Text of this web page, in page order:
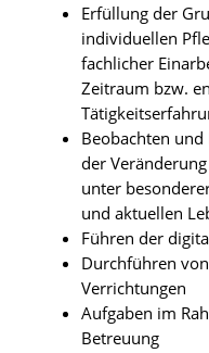
Erfüllung der
individuellen
fachlicher
Zeitraum bzw.
Beobachten und
der
unter
und aktuellen
Führen der
Durchführen
Verrichtungen
Aufgaben im
Betreuung